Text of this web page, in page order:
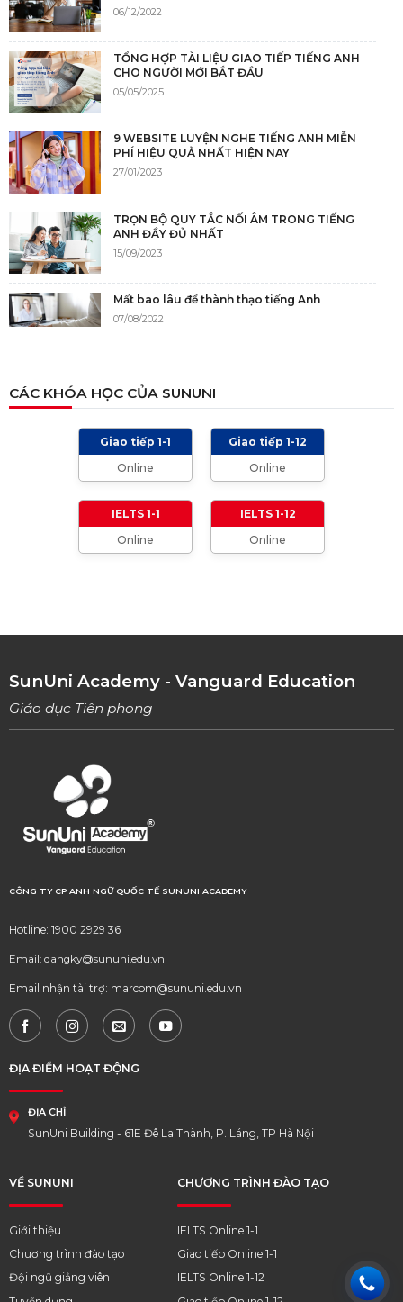
06/12/2022
TỔNG HỢP TÀI LIỆU GIAO TIẾP TIẾNG ANH
CHO NGƯỜI MỚI BẮT ĐẦU
05/05/2025
9 WEBSITE LUYỆN NGHE TIẾNG ANH MIỄN
PHÍ HIỆU QUẢ NHẤT HIỆN NAY
27/01/2023
TRỌN BỘ QUY TẮC NỐI ÂM TRONG TIẾNG
ANH ĐẦY ĐỦ NHẤT
15/09/2023
Mất bao lâu để thành thạo tiếng Anh
07/08/2022
05/12/2021
TIÊU CHÍ CHẤM IELTS SPEAKING, WRITING
2024 VÀ NHỮNG LƯU Ý
TỔNG HỢP CÁCH XƯNG HÔ TRONG TIẾNG
ANH (Từ formal đến informal)
DỤNG VÀ CÁCH VẬN DỤNG
CÁC KHÓA HỌC CỦA SUNUNI
Giao tiếp 1-1
Online
Giao tiếp 1-12
Online
IELTS 1-1
Online
IELTS 1-12
Online
SunUni Academy - Vanguard Education
Giáo dục Tiên phong
CÔNG TY CP ANH NGỮ QUỐC TẾ SUNUNI ACADEMY
Hotline: 1900 2929 36
Email: dangky@sununi.edu.vn
Email nhận tài trợ: marcom@sununi.edu.vn
VỀ SUNUNI
Giới thiệu
Chương trình đào tạo
Đội ngũ giảng viên
ĐỊA ĐIỂM HOẠT ĐỘNG
ĐỊA CHỈ
SunUni Building - 61E Đê La Thành, P. Láng, TP Hà Nội
CHƯƠNG TRÌNH ĐÀO TẠO
IELTS Online 1-1
Giao tiếp Online 1-1
IELTS Online 1-12